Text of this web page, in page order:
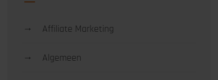
→ Affiliate Marketing
→ Algemeen